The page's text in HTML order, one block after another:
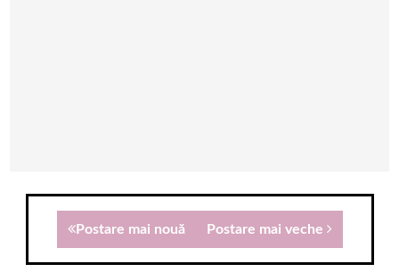
Postare mai nouă Postare mai veche